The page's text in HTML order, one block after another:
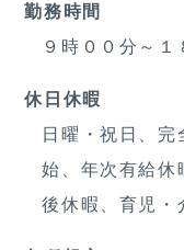
勤務時間
９時００分～１
休日休暇
日曜・祝日、
始、年次有給休
後休暇、育児